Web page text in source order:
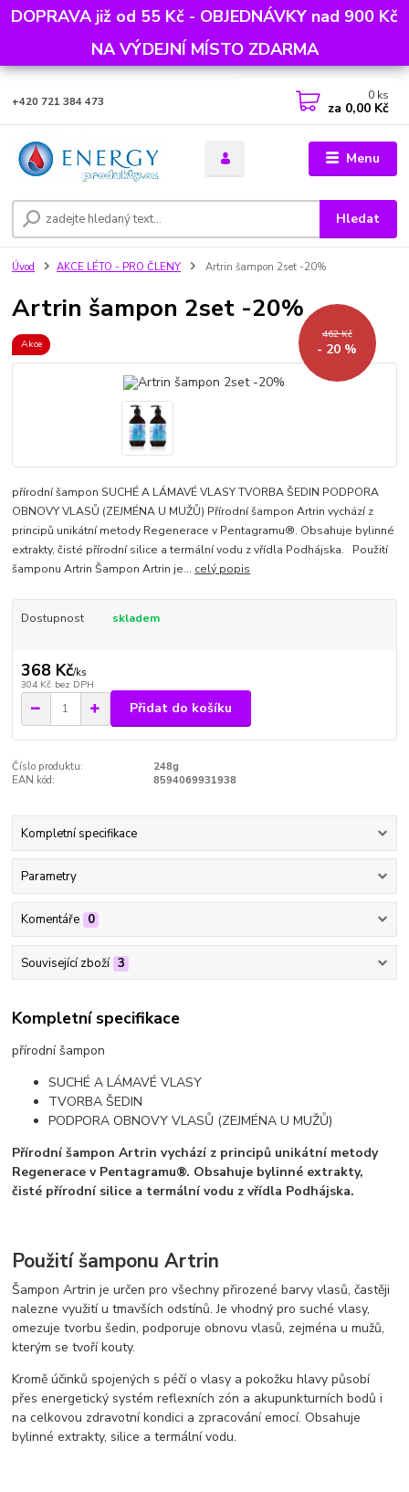
DOPRAVA již od 55 Kč - OBJEDNÁVKY nad 900 Kč
NA VÝDEJNÍ MÍSTO ZDARMA
Menu
Hledat
+420 721 384 473 0 ks
za 0,00 Kč
Úvod AKCE LÉTO - PRO ČLENY Artrin šampon 2set -20%
Artrin šampon 2set -20%
Akce
462 Kč
- 20 %
přírodní šampon SUCHÉ A LÁMAVÉ VLASY TVORBA ŠEDIN PODPORA
OBNOVY VLASŮ (ZEJMÉNA U MUŽŮ) Přírodní šampon Artrin vychází z
principů unikátní metody Regenerace v Pentagramu®. Obsahuje bylinné
extrakty, čisté přírodní silice a termální vodu z vřídla Podhájska. Použití
šamponu Artrin Šampon Artrin je... celý popis
Dostupnost skladem
368 Kč/ks
304 Kč bez DPH
Přidat do košíku
Číslo produktu:
248g
EAN kód:
8594069931938
Kompletní specifikace
Parametry
Komentáře 0
Související zboží 3
Kompletní specifikace
přírodní šampon
SUCHÉ A LÁMAVÉ VLASY
TVORBA ŠEDIN
PODPORA OBNOVY VLASŮ (ZEJMÉNA U MUŽŮ)
Přírodní šampon Artrin vychází z principů unikátní metody
Regenerace v Pentagramu®. Obsahuje bylinné extrakty,
čisté přírodní silice a termální vodu z vřídla Podhájska.
Použití šamponu Artrin
Šampon Artrin je určen pro všechny přirozené barvy vlasů, častěji
nalezne využití u tmavších odstínů. Je vhodný pro suché vlasy,
omezuje tvorbu šedin, podporuje obnovu vlasů, zejména u mužů,
kterým se tvoří kouty.
Kromě účinků spojených s péčí o vlasy a pokožku hlavy působí
přes energetický systém reflexních zón a akupunkturních bodů i
na celkovou zdravotní kondici a zpracování emocí. Obsahuje
bylinné extrakty, silice a termální vodu.